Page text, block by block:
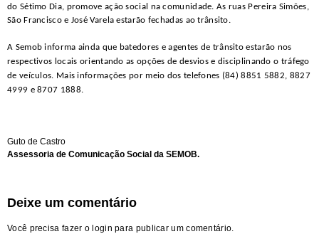
do Sétimo Dia, promove ação social na comunidade. As ruas Pereira Simões,
São Francisco e José Varela estarão fechadas ao trânsito.
A Semob informa ainda que batedores e agentes de trânsito estarão nos
respectivos locais orientando as opções de desvios e disciplinando o tráfego
de veículos. Mais informações por meio dos telefones (84) 8851 5882, 8827
4999 e 8707 1888.
Guto de Castro
Assessoria de Comunicação Social da SEMOB.
Deixe um comentário
Você precisa fazer o login para publicar um comentário.